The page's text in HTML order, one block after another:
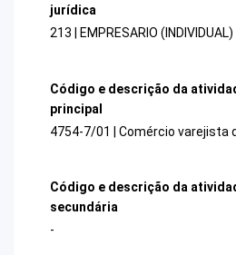
jurídica
213 | EMPRESARIO (INDIVIDUAL)
Código e descrição da
principal
4754-7/01 | Comércio varejista
Código e descrição da
secundária
-